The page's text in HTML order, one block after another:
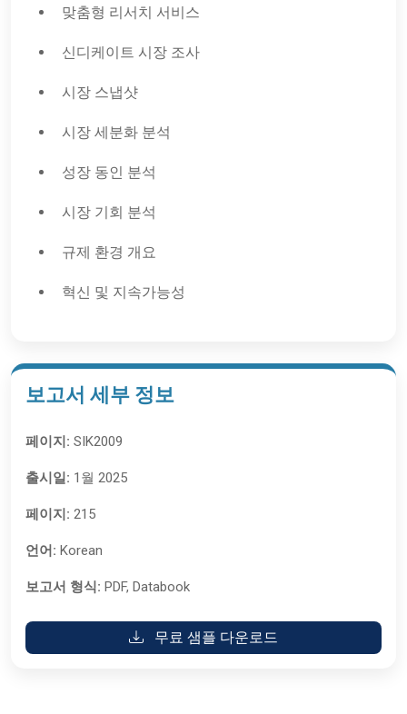
맞춤형 리서치 서비스
신디케이트 시장 조사
시장 스냅샷
시장 세분화 분석
성장 동인 분석
시장 기회 분석
규제 환경 개요
혁신 및 지속가능성
보고서 세부 정보
페이지: SIK2009
출시일: 1월 2025
페이지: 215
언어: Korean
보고서 형식: PDF, Databook
무료 샘플 다운로드